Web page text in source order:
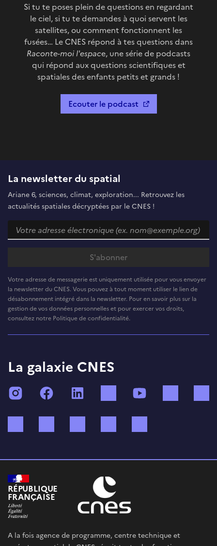
Si tu te poses plein de questions en regardant
le ciel, si tu te demandes à quoi servent les
satellites, ou comment fonctionnent les
fusées… Le CNES répond à tes questions dans
Raconte-moi l'espace, une série de podcasts
qui répond aux questions scientifiques et
spatiales des enfants petits et grands !
Ecouter le podcast
La newsletter du spatial
Ariane 6, sciences, climat, exploration... Retrouvez les
actualités spatiales décryptées par le CNES !
Votre adresse de messagerie est uniquement utilisée pour vous envoyer
la newsletter du CNES. Vous pouvez à tout moment utiliser le lien de
désabonnement intégré dans la newsletter. Pour en savoir plus sur la
gestion de vos données personnelles et pour exercer vos droits,
consultez notre Politique de confidentialité.
La galaxie CNES
InstagramFacebook TikTok
RÉPUBLIQUE
FRANÇAISE
A la fois agence de programme, centre technique et